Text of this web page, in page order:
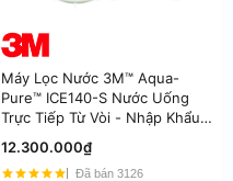
Máy Lọc Nước 3M™ Aqua-
Pure™ ICE140-S Nước Uống
Trực Tiếp Từ Vòi - Nhập Khẩu
12.300.000₫
Đã bán 3126